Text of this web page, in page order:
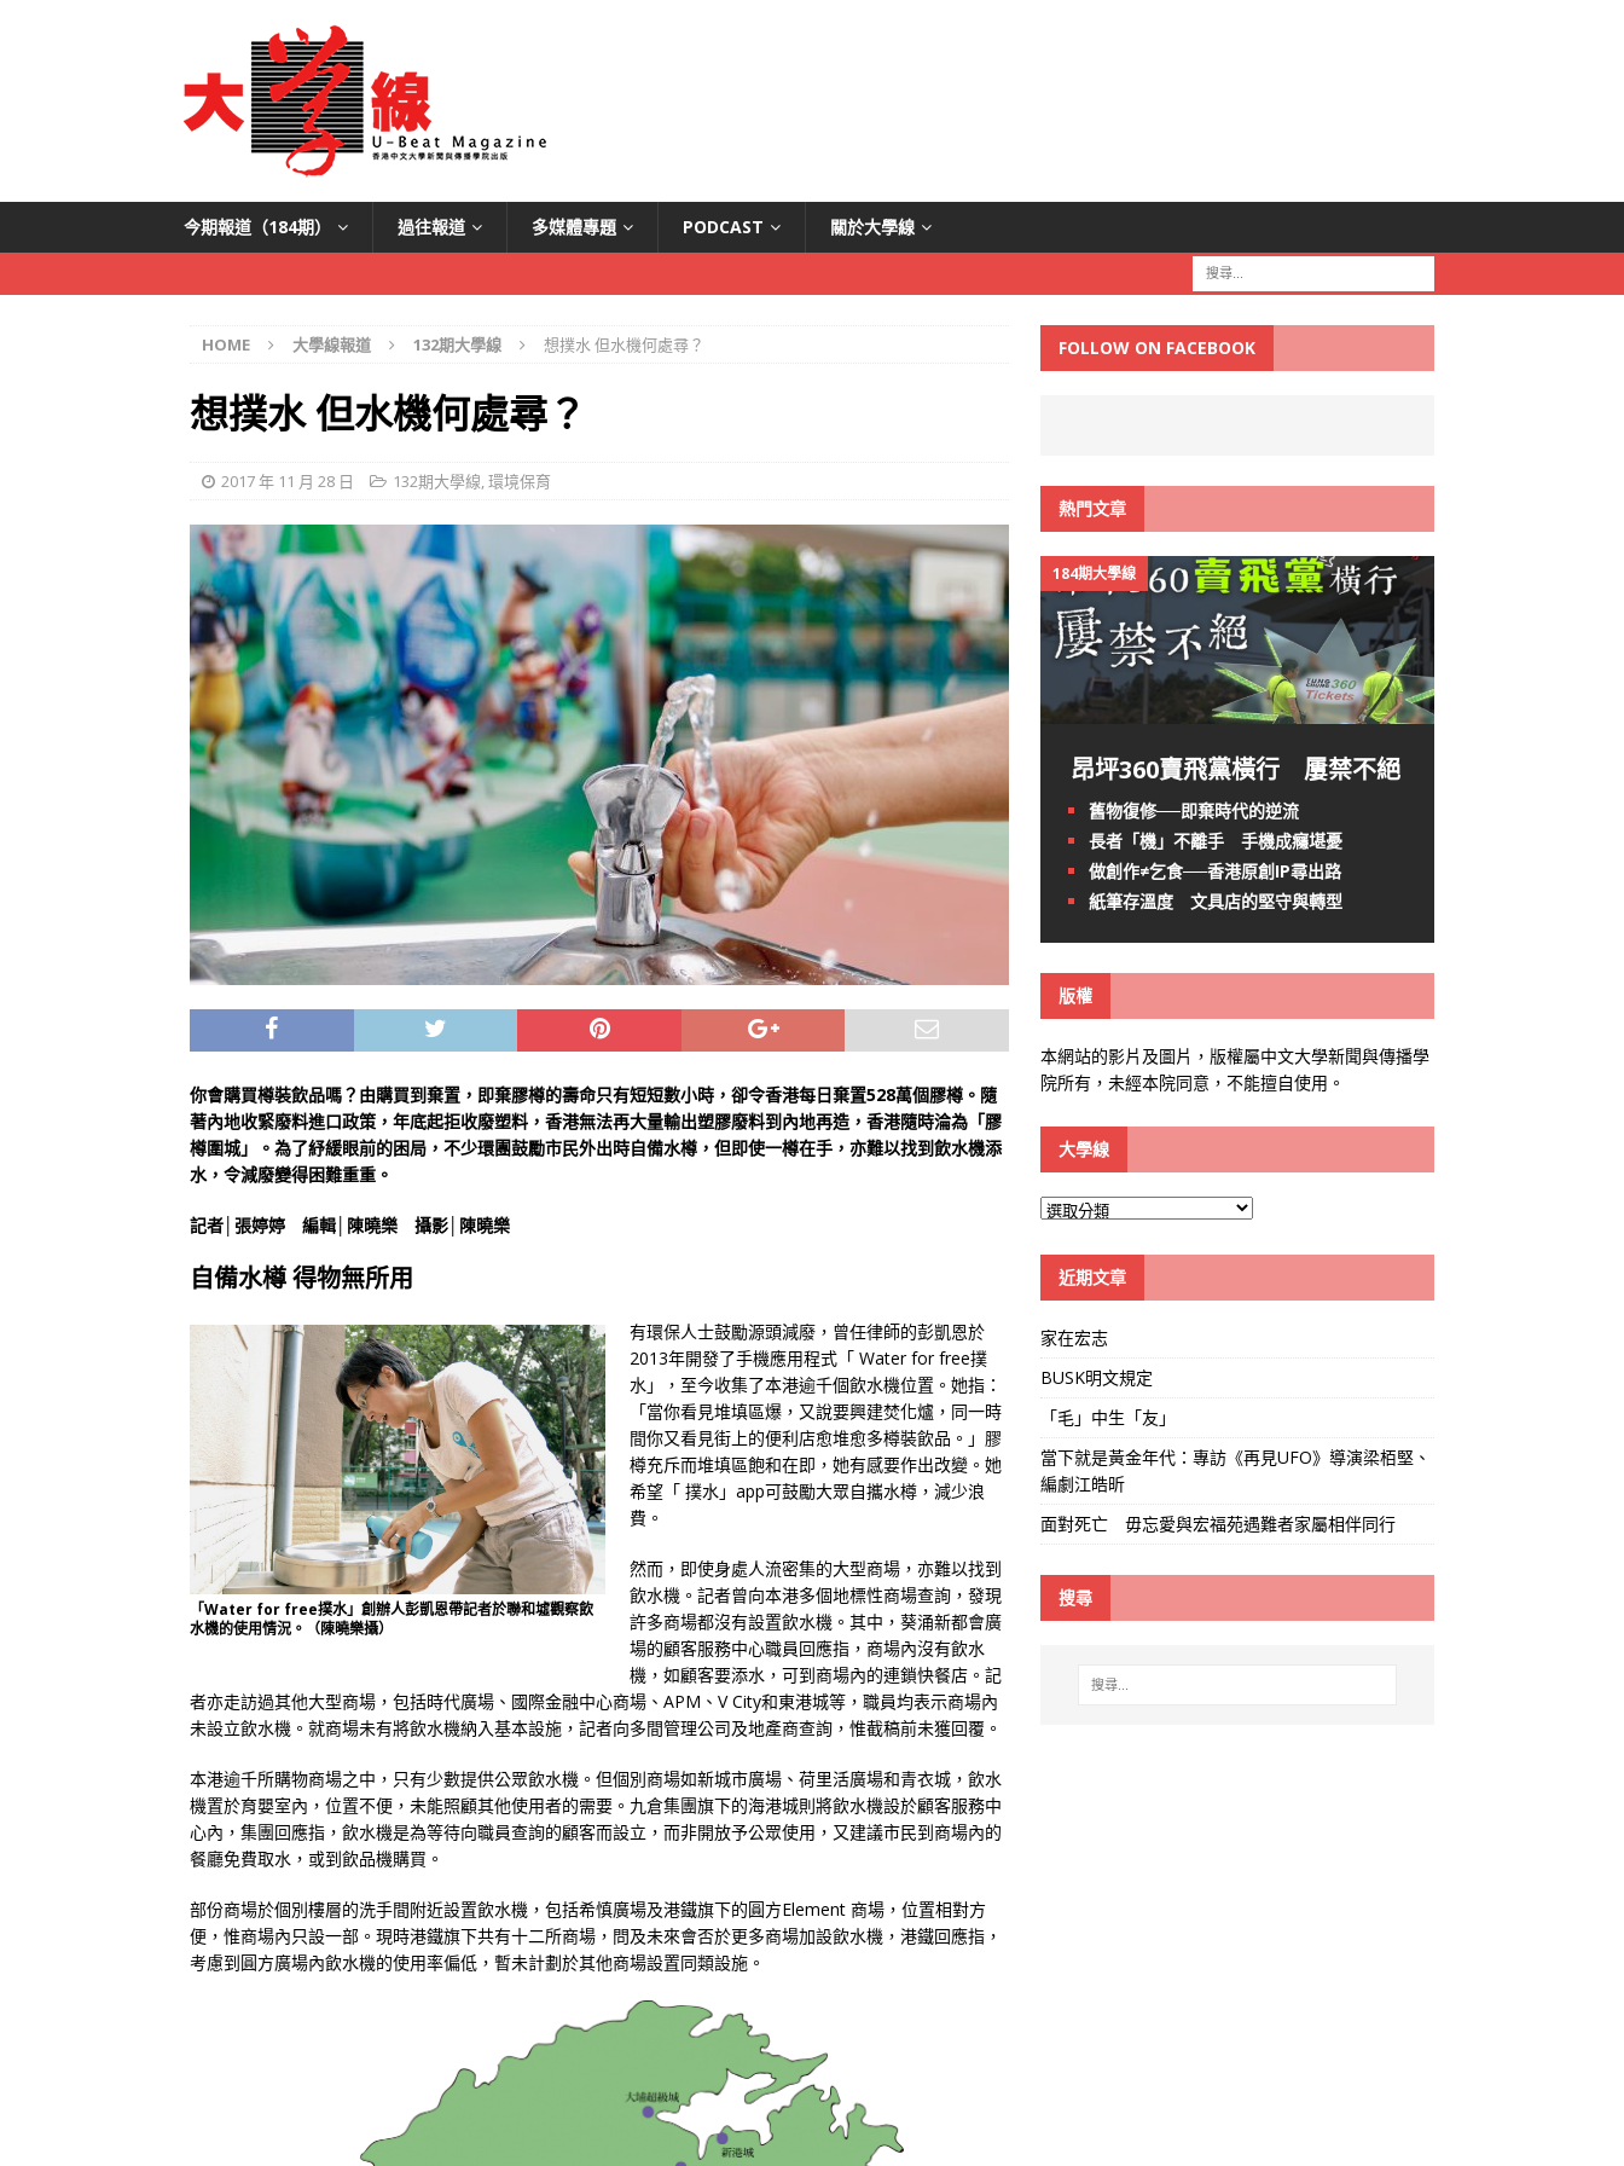
今期報道（184期） 過往報道 多媒體專題 PODCAST 關於大學線
HOME 大學線報道 132期大學線 想撲水 但水機何處尋？
想撲水 但水機何處尋？
2017 年 11 月 28 日 132期大學線,環境保育
你會購買樽裝飲品嗎？由購買到棄置，即棄膠樽的壽命只有短短數小時，卻令香港每日棄置528萬個膠樽。隨
著內地收緊廢料進口政策，年底起拒收廢塑料，香港無法再大量輸出塑膠廢料到內地再造，香港隨時淪為「膠
樽圍城」。為了紓緩眼前的困局，不少環團鼓勵市民外出時自備水樽，但即使一樽在手，亦難以找到飲水機添
水，令減廢變得困難重重。
記者│張婷婷 編輯│陳曉樂 攝影│陳曉樂
自備水樽 得物無所用
「Water for free撲水」創辦人彭凱恩帶記者於聯和墟觀察飲
水機的使用情況。（陳曉樂攝）
有環保人士鼓勵源頭減廢，曾任律師的彭凱恩於
2013年開發了手機應用程式「 Water for free撲
水」，至今收集了本港逾千個飲水機位置。她指：
「當你看見堆填區爆，又說要興建焚化爐，同一時
間你又看見街上的便利店愈堆愈多樽裝飲品。」膠
樽充斥而堆填區飽和在即，她有感要作出改變。她
希望「 撲水」app可鼓勵大眾自攜水樽，減少浪
費。
然而，即使身處人流密集的大型商場，亦難以找到
飲水機。記者曾向本港多個地標性商場查詢，發現
許多商場都沒有設置飲水機。其中，葵涌新都會廣
場的顧客服務中心職員回應指，商場內沒有飲水
機，如顧客要添水，可到商場內的連鎖快餐店。記
者亦走訪過其他大型商場，包括時代廣場、國際金融中心商場、APM、V City和東港城等，職員均表示商場內
未設立飲水機。就商場未有將飲水機納入基本設施，記者向多間管理公司及地產商查詢，惟截稿前未獲回覆。
本港逾千所購物商場之中，只有少數提供公眾飲水機。但個別商場如新城市廣場、荷里活廣場和青衣城，飲水
機置於育嬰室內，位置不便，未能照顧其他使用者的需要。九倉集團旗下的海港城則將飲水機設於顧客服務中
心內，集團回應指，飲水機是為等待向職員查詢的顧客而設立，而非開放予公眾使用，又建議市民到商場內的
餐廳免費取水，或到飲品機購買。
部份商場於個別樓層的洗手間附近設置飲水機，包括希慎廣場及港鐵旗下的圓方Element 商場，位置相對方
便，惟商場內只設一部。現時港鐵旗下共有十二所商場，問及未來會否於更多商場加設飲水機，港鐵回應指，
考慮到圓方廣場內飲水機的使用率偏低，暫未計劃於其他商場設置同類設施。
FOLLOW ON FACEBOOK
熱門文章
184期大學線
昂坪360賣飛黨橫行 屢禁不絕
舊物復修──即棄時代的逆流
長者「機」不離手 手機成癮堪憂
做創作≠乞食──香港原創IP尋出路
紙筆存溫度 文具店的堅守與轉型
版權
本網站的影片及圖片，版權屬中文大學新聞與傳播學
院所有，未經本院同意，不能擅自使用。
大學線
大
線
近期文章
家在宏志
BUSK明文規定
「毛」中生「友」
當下就是黃金年代：專訪《再見UFO》導演梁栢堅、
編劇江皓昕
面對死亡 毋忘愛與宏福苑遇難者家屬相伴同行
搜尋